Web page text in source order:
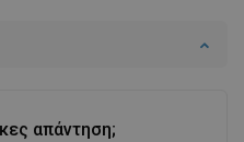
απάντηση;